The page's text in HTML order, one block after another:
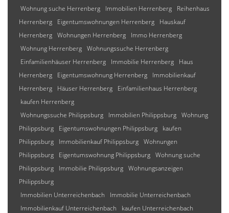
Wohnung suche Herrenberg
Immobilien Herrenberg
Reihenhaus
Herrenberg
Eigentumswohnungen Herrenberg
Hauskauf
Herrenberg Wohnungen Herrenberg
Immo Herrenberg
Wohnung Herrenberg Wohnungssuche Herrenberg
Einfamilienhäuser Herrenberg
Immobilie Herrenberg
Haus
Herrenberg
Eigentumswohnung Herrenberg
Immobilienkauf
Herrenberg
Häuser Herrenberg
Einfamilienhaus Herrenberg
kaufen Herrenberg
Wohnungssuche Philippsburg
Immobilien Philippsburg Wohnung
Philippsburg
Eigentumswohnungen Philippsburg
kaufen
Philippsburg
Immobilienkauf Philippsburg Wohnungen
Philippsburg
Eigentumswohnung Philippsburg Wohnung suche
Philippsburg
Immobilie Philippsburg Wohnungsanzeigen
Philippsburg
Immobilien Unterreichenbach
Immobilie Unterreichenbach
Immobilienkauf Unterreichenbach
kaufen Unterreichenbach